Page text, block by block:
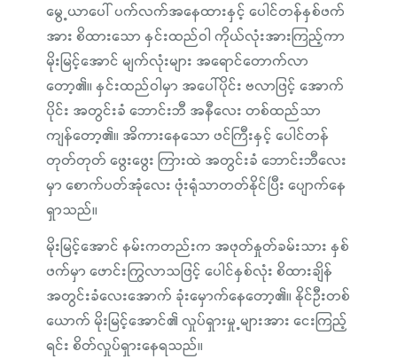
မွေ့ယာပေါ် ပက်လက်အနေထားနှင့် ပေါင်တန်နှစ်ဖက်
အား စိထားသော နှင်းထည်ဝါ ကိုယ်လုံးအားကြည့်ကာ
မိုးမြင့်အောင် မျက်လုံးများ အရောင်တောက်လာ
တော့၏။ နှင်းထည်ဝါမှာ အပေါ်ပိုင်း ဗလာဖြင့် အောက်
ပိုင်း အတွင်းခံ ဘောင်းဘီ အနီလေး တစ်ထည်သာ
ကျန်တော့၏။ အိကားနေသော ဖင်ကြီးနှင့် ပေါင်တန်
တုတ်တုတ် ဖွေးဖွေး ကြားထဲ အတွင်းခံ ဘောင်းဘီလေး
မှာ စောက်ပတ်အုံလေး ဖုံးရုံသာတတ်နိုင်ပြီး ပျောက်နေ
ရှာသည်။
မိုးမြင့်အောင် နမ်းကတည်းက အဖုတ်နှုတ်ခမ်းသား နှစ်
ဖက်မှာ ဖောင်းကြွလာသဖြင့် ပေါင်နှစ်လုံး စိထားချိန်
အတွင်းခံလေးအောက် ခုံးမှောက်နေတော့၏။ နိုင်ဦးတစ်
ယောက် မိုးမြင့်အောင်၏ လှုပ်ရှားမှု့များအား ငေးကြည့်
ရင်း စိတ်လှုပ်ရှားနေရသည်။